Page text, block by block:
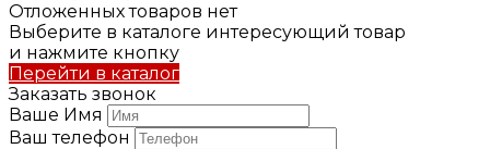
Отложенных товаров нет
Выберите в каталоге интересующий товар
и нажмите кнопку
Перейти в каталог
Заказать звонок
Ваше Имя
Ваш телефон